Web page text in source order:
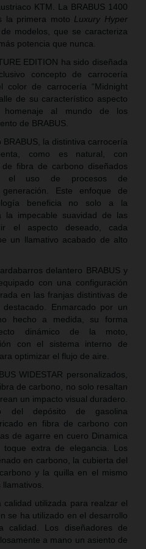
KTM. La BRABUS 1400
la primera moto Luxury Hyper
modelos, que se caracteriza
potencia que nunca.
EDITION ha sido diseñada
concepto de carrocería
color de carrocería “Midnight
de su característico aspecto
al mundo de los
de BRABUS.
la distintiva carrocería
como es natural, con
fibra de carbono diseñados
el uso de procesos de
Este enfoque de
beneficia no solo a la
la impecable suavidad de las
el aspecto deseado, cada
un llamativo acabado de alto
delantero BRABUS y
con una configuración
en las franjas distintivas de
Enmarcado por un
hecho a medida, su forma
dinámico de la moto,
con el sistema interno de
optimizar el flujo de aire.
WIDESTAR personalizados,
de carbono, no solo resaltan
un impacto visual duradero.
del depósito de gasolina
en fibra de carbono con
de agarre en cuero Dinamica
extra de elegancia. Los
en carbono, la cubierta del
y la quilla en el mismo
utilizada para realzar el
se ha utilizado en el desarrollo
calidad. Los diseñadores de
a mano un asiento de